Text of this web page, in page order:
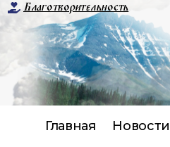
Благотворительность
Главная Новости